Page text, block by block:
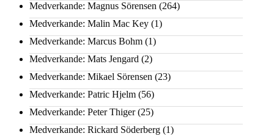
Medverkande: Magnus Sörensen (264)
Medverkande: Malin Mac Key (1)
Medverkande: Marcus Bohm (1)
Medverkande: Mats Jengard (2)
Medverkande: Mikael Sörensen (23)
Medverkande: Patric Hjelm (56)
Medverkande: Peter Thiger(25)
Medverkande: Rickard Söderberg (1)